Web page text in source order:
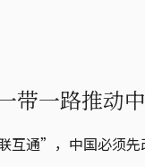
带一路推动
通”，中国必须先